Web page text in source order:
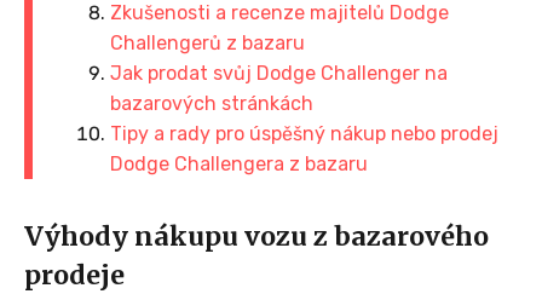
Zkušenosti a recenze majitelů Dodge
Challengerů z bazaru
Jak prodat svůj Dodge Challenger na
bazarových stránkách
Tipy a rady pro úspěšný nákup nebo prodej
Dodge Challengera z bazaru
Výhody nákupu vozu z bazarového
prodeje